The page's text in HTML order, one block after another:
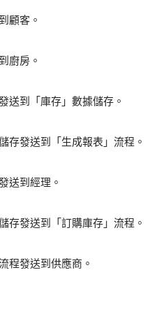
顧客。
廚房。
送到「庫存」數據儲存。
存發送到「生成報表」流程。
送到經理。
存發送到「訂購庫存」流程。
程發送到供應商。